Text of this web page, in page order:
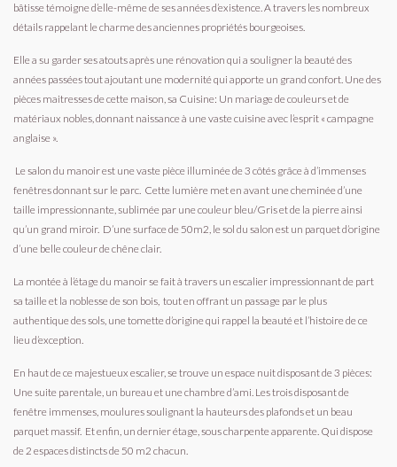
bâtisse témoigne d’elle-même de ses années d’existence. A travers les nombreux
détails rappelant le charme des anciennes propriétés bourgeoises.
Elle a su garder ses atouts après une rénovation qui a souligner la beauté des
années passées tout ajoutant une modernité qui apporte un grand confort. Une des
pièces maitresses de cette maison, sa Cuisine: Un mariage de couleurs et de
matériaux nobles, donnant naissance à une vaste cuisine avec l’esprit « campagne
anglaise ».
Le salon du manoir est une vaste pièce illuminée de 3 côtés grâce à d’immenses
fenêtres donnant sur le parc. Cette lumière met en avant une cheminée d’une
taille impressionnante, sublimée par une couleur bleu/Gris et de la pierre ainsi
qu’un grand miroir. D’une surface de 50m2, le sol du salon est un parquet d’origine
d’une belle couleur de chêne clair.
La montée à l’étage du manoir se fait à travers un escalier impressionnant de part
sa taille et la noblesse de son bois, tout en offrant un passage par le plus
authentique des sols, une tomette d’origine qui rappel la beauté et l’histoire de ce
lieu d’exception.
En haut de ce majestueux escalier, se trouve un espace nuit disposant de 3 pièces:
Une suite parentale, un bureau et une chambre d’ami. Les trois disposant de
fenêtre immenses, moulures soulignant la hauteurs des plafonds et un beau
parquet massif. Et enfin, un dernier étage, sous charpente apparente. Qui dispose
de 2 espaces distincts de 50 m2 chacun.